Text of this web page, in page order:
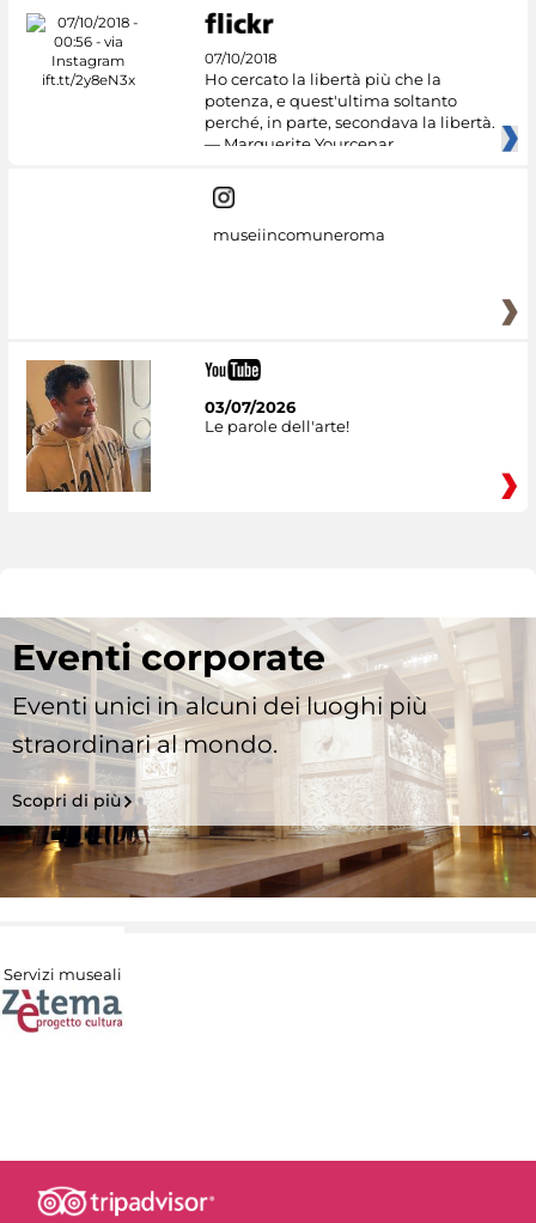
07/10/2018
Ho cercato la libertà più che la
potenza, e quest'ultima soltanto
perché, in parte, secondava la libertà.
— Marguerite Yourcenar
museiincomuneroma
03/07/2026
Le parole dell'arte!
Eventi corporate
Eventi unici in alcuni dei luoghi più
straordinari al mondo.
Scopri di più
Servizi museali